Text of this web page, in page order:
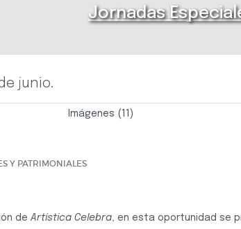
Jornadas
junio.
Imágenes (11)
Y PATRIMONIALES
de Artística Celebra, en esta oportunidad se